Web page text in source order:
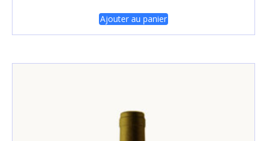
Ajouter au panier